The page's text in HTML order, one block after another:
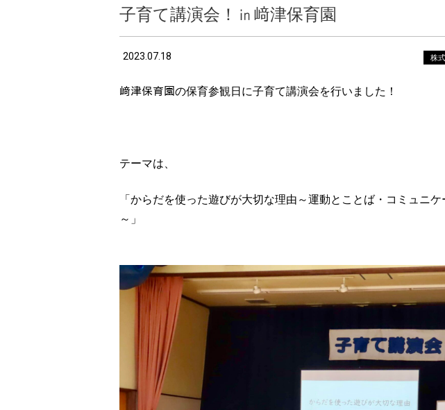
子育て講演会！㏌﨑津保育園
2023.07.18 株
﨑津保育園の保育参観日に子育て講演会を行いました！
テーマは、
「からだを使った遊びが大切な理由～運動とことば・コミュニ
～」